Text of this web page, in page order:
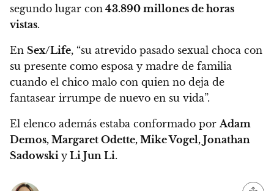
segundo lugar con 43.890 millones de horas
vistas.
En Sex/Life, “su atrevido pasado sexual choca con
su presente como esposa y madre de familia
cuando el chico malo con quien no deja de
fantasear irrumpe de nuevo en su vida”.
El elenco además estaba conformado porAdam
Demos, Margaret Odette, Mike Vogel, Jonathan
Sadowski y Li Jun Li.